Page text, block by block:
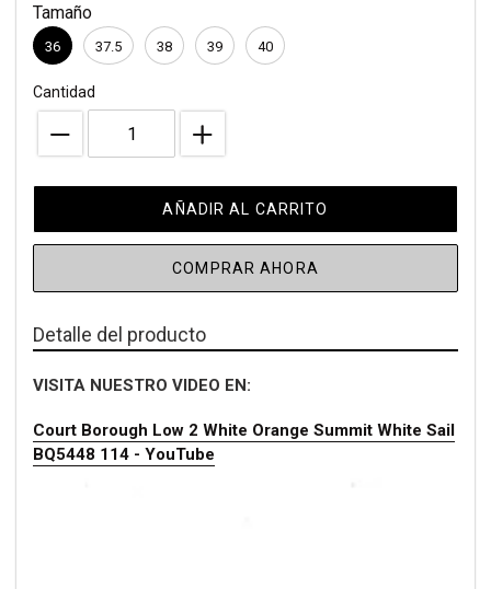
compra
Tamaño
36 37.5 38 39 40
Cantidad
AÑADIR AL CARRITO
COMPRAR AHORA
Detalle del producto
VISITA NUESTRO VIDEO EN:
Court Borough Low 2 White Orange Summit White Sail
BQ5448 114 - YouTube